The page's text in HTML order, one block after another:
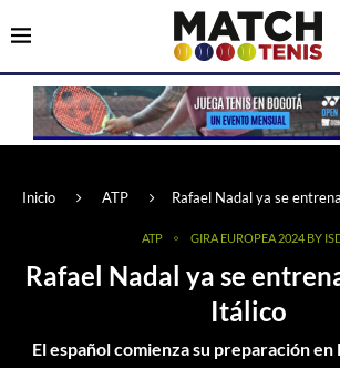
Inicio ATP Rafael Nadal ya se
ATP GIRA EUROPEA 2024 BY
Rafael Nadal ya se
Itálico
El español comienza su preparación en